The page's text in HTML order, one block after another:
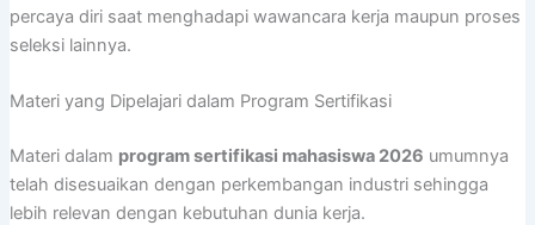
percaya diri saat menghadapi wawancara kerja maupun proses
seleksi lainnya.
Materi yang Dipelajari dalam Program Sertifikasi
Materi dalam program sertifikasi mahasiswa 2026 umumnya
telah disesuaikan dengan perkembangan industri sehingga
lebih relevan dengan kebutuhan dunia kerja.